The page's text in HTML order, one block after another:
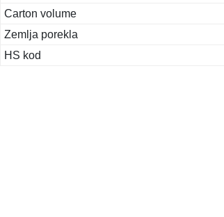
Carton volume
Zemlja porekla
HS kod